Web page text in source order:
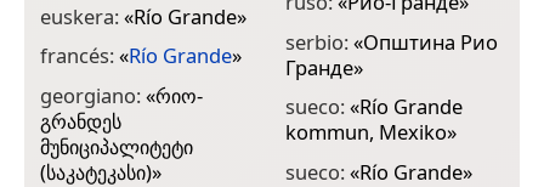
euskera:«Río Grande»
francés:«Río Grande»
georgiano:«რიო-
გრანდეს
მუნიციპალიტეტი
(საკატეკასი)»
serbio:«Општина Рио
Гранде»
sueco:«Río Grande
kommun, Mexiko»
sueco:«Río Grande»